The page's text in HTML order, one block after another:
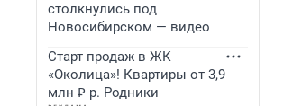
столкнулись под
Новосибирском — видео
Старт продаж в ЖК
«Околица»! Квартиры от 3,9
млн ₽ р. Родники